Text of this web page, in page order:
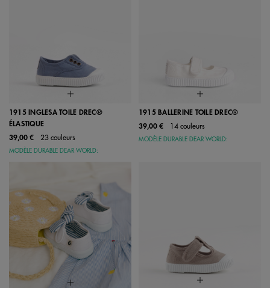
1915 INGLESA TOILE DREC®
ÉLASTIQUE
39,00 €
23 couleurs
MODÈLE DURABLE DEAR WORLD:
1915 BALLERINE TOILE DREC®
39,00 €
14 couleurs
MODÈLE DURABLE DEAR WORLD: